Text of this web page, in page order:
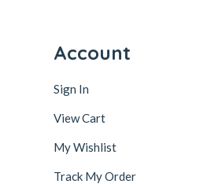
Account
Sign In
View Cart
My Wishlist
Track My Order